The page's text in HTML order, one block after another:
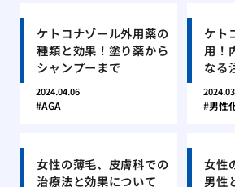
ケトコナゾール外用薬の
種類と効果！塗り薬から
シャンプーまで
2024.04.06
AGA
ケト
用！
なる
男性
女性の薄毛、皮膚科での
治療法と効果について
女性
男性